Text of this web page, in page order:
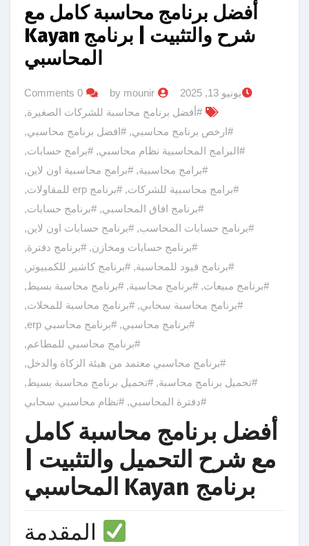
أفضل برنامج محاسبة كامل مع
شرح والتثبيت | برنامج Kayan
المحاسبي
يونيو 13, 2025 by mounir
0 Comments
#أفضل برنامج محاسبة للشركات الصغيرة,
#ارخص برنامج محاسبي,#افضل برنامج محاسبي,
#البرامج المحاسبية نظام محاسبي,#برامج حسابات,
#برامج محاسبية,#برامج محاسبية اون لاين,
#برامج محاسبية للشركات,#برنامج erp للمقاولات
,
#برنامج افاق المحاسبي,#برنامج حسابات,
#برنامج حسابات المحاسب,#برنامج حسابات اون لاين,
#برنامج حسابات ومخازن,#برنامج دفترة,
#برنامج قيود للمحاسبة,#برنامج كاشير للكمبيوتر ,
#برنامج مبيعات,#برنامج محاسبة,#برنامج محاسبة بسيط,
#برنامج محاسبة سحابي,#برنامج محاسبة للمحلات,
#برنامج محاسبي,#برنامج محاسبي erp
,
#برنامج محاسبي للمطاعم,
#برنامج محاسبي معتمد من هيئة الزكاة والدخل,
#تحميل برنامج محاسبة,#تحميل برنامج محاسبة بسيط,
#دفترة المحاسبي,#نظام محاسبي سحابي
أفضل برنامج محاسبة كامل
مع شرح التحميل والتثبيت |
برنامج Kayan المحاسبي
المقدمة